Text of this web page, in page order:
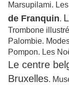
Marsupilami.
de Franquin.
Trombone
Palombie.
Pompon. Les
Le centre
Bruxelles.